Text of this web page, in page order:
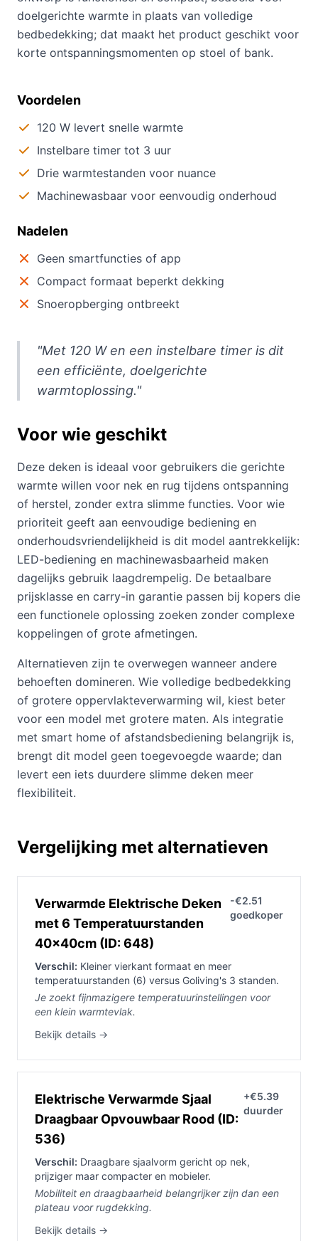
doelgerichte warmte in plaats van volledige
bedbedekking; dat maakt het product geschikt voor
korte ontspanningsmomenten op stoel of bank.
Voordelen
120 W levert snelle warmte
Instelbare timer tot 3 uur
Drie warmtestanden voor nuance
Machinewasbaar voor eenvoudig onderhoud
Nadelen
Geen smartfuncties of app
Compact formaat beperkt dekking
Snoeropberging ontbreekt
"Met 120 W en een instelbare timer is dit
een efficiënte, doelgerichte
warmtoplossing."
Voor wie geschikt
Deze deken is ideaal voor gebruikers die gerichte
warmte willen voor nek en rug tijdens ontspanning
of herstel, zonder extra slimme functies. Voor wie
prioriteit geeft aan eenvoudige bediening en
onderhoudsvriendelijkheid is dit model aantrekkelijk:
LED-bediening en machinewasbaarheid maken
dagelijks gebruik laagdrempelig. De betaalbare
prijsklasse en carry-in garantie passen bij kopers die
een functionele oplossing zoeken zonder complexe
koppelingen of grote afmetingen.
Alternatieven zijn te overwegen wanneer andere
behoeften domineren. Wie volledige bedbedekking
of grotere oppervlakteverwarming wil, kiest beter
voor een model met grotere maten. Als integratie
met smart home of afstandsbediening belangrijk is,
brengt dit model geen toegevoegde waarde; dan
levert een iets duurdere slimme deken meer
flexibiliteit.
Vergelijking met alternatieven
Verwarmde Elektrische Deken
met 6 Temperatuurstanden
40x40cm (ID: 648)
-€2.51
goedkoper
Verschil: Kleiner vierkant formaat en meer
temperatuurstanden (6) versus Goliving's 3 standen.
Je zoekt fijnmazigere temperatuurinstellingen voor
een klein warmtevlak.
Bekijk details →
Elektrische Verwarmde Sjaal
Draagbaar Opvouwbaar Rood (ID:
536)
+€5.39
duurder
Verschil: Draagbare sjaalvorm gericht op nek,
prijziger maar compacter en mobieler.
Mobiliteit en draagbaarheid belangrijker zijn dan een
plateau voor rugdekking.
Bekijk details →